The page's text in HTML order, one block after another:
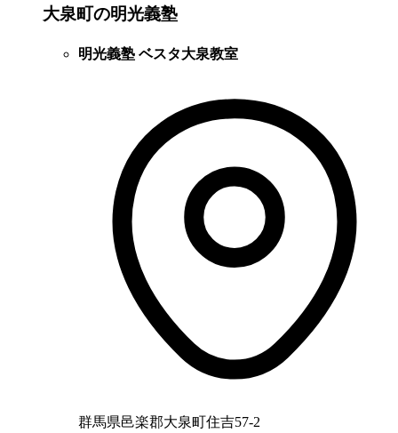
大泉町の明光義塾
明光義塾 ベスタ大泉教室
群馬県邑楽郡大泉町住吉57-2